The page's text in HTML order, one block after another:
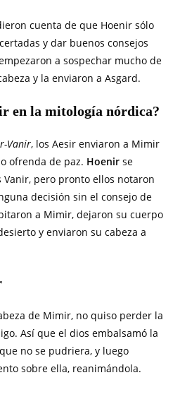
cuenta de que Hoenir sólo
y dar buenos consejos
a sospechar mucho de
y la enviaron a Asgard.
en la mitología nórdica?
Vanir, los Aesir enviaron a Mimir
ofrenda de paz. Hoenir se
pero pronto ellos notaron
decisión sin el consejo de
a Mimir, dejaron su cuerpo
y enviaron su cabeza a
de Mimir, no quiso perder la
Así que el dios embalsamó la
no se pudriera, y luego
sobre ella, reanimándola.